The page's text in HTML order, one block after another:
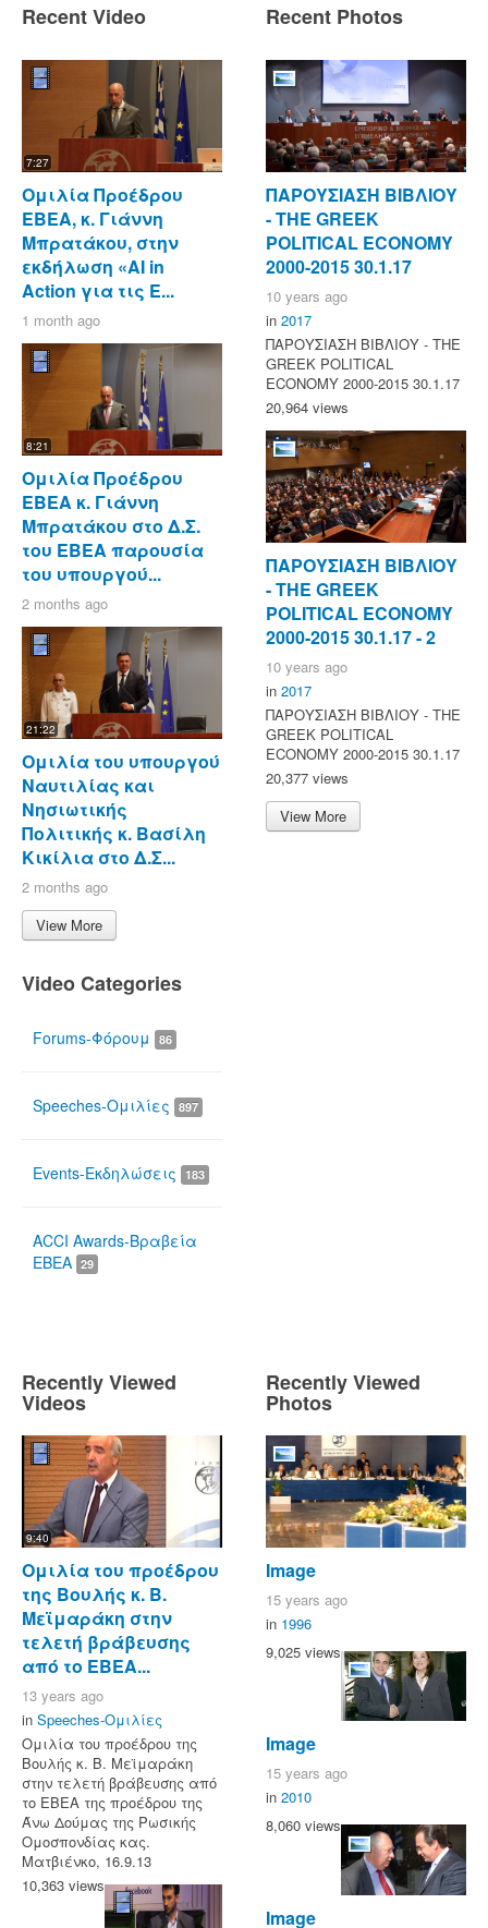
Recent Video
7:27
Ομιλία Προέδρου
ΕΒΕΑ, κ. Γιάννη
Μπρατάκου, στην
εκδήλωση «AI in
Action για τις Ε...
1 month ago
8:21
Ομιλία Προέδρου
ΕΒΕΑ κ. Γιάννη
Μπρατάκου στο Δ.Σ.
του ΕΒΕΑ παρουσία
του υπουργού...
2 months ago
21:22
Ομιλία του υπουργού
Ναυτιλίας και
Νησιωτικής
Πολιτικής κ. Βασίλη
Κικίλια στο Δ.Σ...
2 months ago
View More
Video Categories
Forums-Φόρουμ 86
Speeches-Ομιλίες 897
Events-Εκδηλώσεις 183
ACCI Awards-Βραβεία
ΕΒΕΑ 29
Recent Photos
ΠΑΡΟΥΣΙΑΣΗ ΒΙΒΛΙΟΥ
- ΤΗΕ GREEK
POLITICAL ECONOMY
2000-2015 30.1.17
10 years ago
in 2017
ΠΑΡΟΥΣΙΑΣΗ ΒΙΒΛΙΟΥ - ΤΗΕ
GREEK POLITICAL
ECONOMY 2000-2015 30.1.17
20,964 views
ΠΑΡΟΥΣΙΑΣΗ ΒΙΒΛΙΟΥ
- ΤΗΕ GREEK
POLITICAL ECONOMY
2000-2015 30.1.17 - 2
10 years ago
in 2017
ΠΑΡΟΥΣΙΑΣΗ ΒΙΒΛΙΟΥ - ΤΗΕ
GREEK POLITICAL
ECONOMY 2000-2015 30.1.17
20,377 views
View More
Recently Viewed
Videos
9:40
Ομιλία του προέδρου
της Βουλής κ. Β.
Μεϊμαράκη στην
τελετή βράβευσης
από το ΕΒΕΑ...
13 years ago
in Speeches-Ομιλίες
Ομιλία του προέδρου της
Βουλής κ. Β. Μεϊμαράκη
στην τελετή βράβευσης από
το ΕΒΕΑ της προέδρου της
Άνω Δούμας της Ρωσικής
Ομοσπονδίας κας.
Ματβιένκο, 16.9.13
10,363 views
Recently Viewed
Photos
Image
15 years ago
in 1996
9,025 views
Image
15 years ago
in 2010
8,060 views
Image